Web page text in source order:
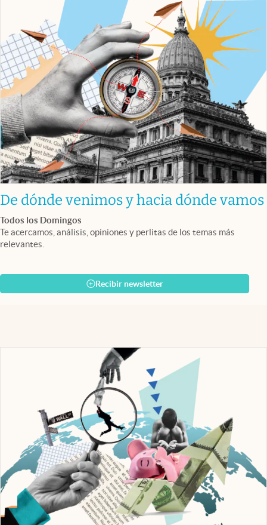
De dónde venimos y hacia dónde vamos
Todos los Domingos
Te acercamos, análisis, opiniones y perlitas de los temas más
relevantes.
Recibir newsletter